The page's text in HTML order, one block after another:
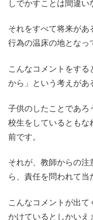
しでかすことは間違い
それをすべて将来が
行為の温床の地となっ
こんなコメントをす
から」という考えがあ
子供のしたことであろ
校生をしているともな
前です。
それが、教師からの
ら、責任を問われて当
こんなコメントが出
かけているとしかいえ